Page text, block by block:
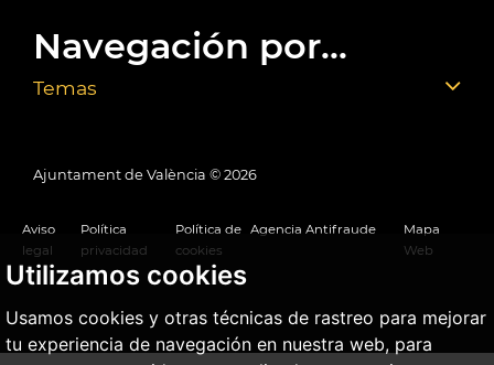
Utilizamos cookies
Usamos cookies y otras técnicas de rastreo para mejorar
tu experiencia de navegación en nuestra web, para
Navegación por...
Temas
Ajuntament de València © 2026
Aviso
legal
Política
privacidad
Política de
cookies
Agencia Antifraude
Mapa
Web